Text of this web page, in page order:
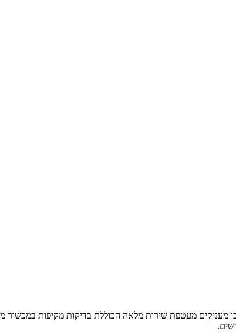
מעניקים מעטפת שירות מלאה הכוללת בדיקות מקיפות במכשור